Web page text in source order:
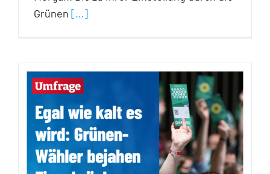
Grünen […]